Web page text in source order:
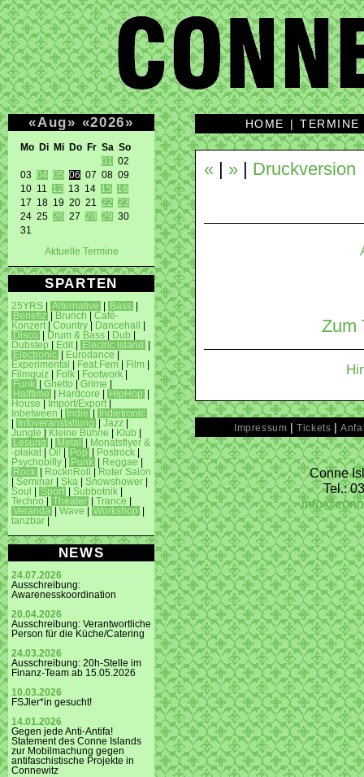
«Aug» «2026»
Mo Di Mi Do Fr Sa So
01
02
03 04 05 06 07 08 09
10 11 12 13 14 15
16
17 18 19 20 21 22
23
24 25 26 27 28 29 30
31
Aktuelle Termine
SPARTEN
25YRS Alternative Bass
Benefiz
Brunch
Café-
Konzert
Country Dancehall
Disco
Drum & Bass Dub
Dubstep
Edit Electric island
Electronic
Eurodance
Experimental
Feat.Fem Film
Filmquiz
Folk Footwork
Funk
Ghetto Grime
Halftime
Hardcore HipHop
House
Import/Export
Inbetween
Indie
Indietronic
Infoveranstaltung Jazz
Jungle
Kleine Bühne Klub
Lesung
Metal
Monatsflyer &
-plakat
Oi! Pop Postrock
Psychobilly
Punk Reggae
Rock
RocknRoll
Roter Salon
Seminar Ska Snowshower
Soul
Sport Subbotnik
Techno
Theater Trance
Veranda
Wave Workshop
tanzbar
NEWS
24.07.2026
Ausschreibung:
Awarenesskoordination
20.04.2026
Ausschreibung: Verantwortliche
Person für die Küche/Catering
24.03.2026
Ausschreibung: 20h-Stelle im
Finanz-Team ab 15.05.2026
10.03.2026
FSJler*in gesucht!
14.01.2026
Gegen jede Anti-Antifa!
Statement des Conne Islands
zur Mobilmachung gegen
antifaschistische Projekte in
Connewitz
HOME |TERMINE
« » Druckversion
Zum
Impressum |Tickets |
Conne
Tel.: